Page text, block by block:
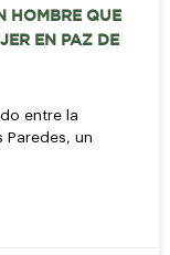
HOMBRE QUE
EN PAZ DE
entre la
Paredes, un